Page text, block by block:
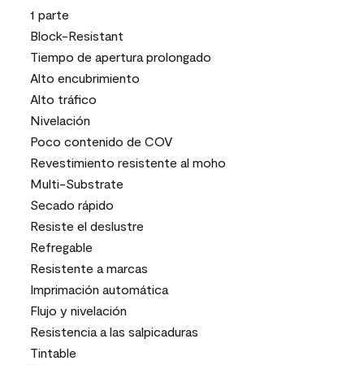
1 parte
Block-Resistant
Tiempo de apertura prolongado
Alto encubrimiento
Alto tráfico
Nivelación
Poco contenido de COV
Revestimiento resistente al moho
Multi-Substrate
Secado rápido
Resiste el deslustre
Refregable
Resistente a marcas
Imprimación automática
Flujo y nivelación
Resistencia a las salpicaduras
Tintable